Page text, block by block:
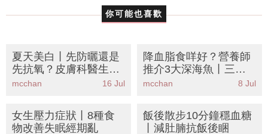
你可能也喜歡
夏天美白丨先防曬還是
先抗氧？皮膚科醫生解
構正確順序＋10大超級
mcchan 16 Jul
降血脂食咩好？營養師
推介3大深海魚丨三文
魚鯖魚沙甸魚功效比拼
mcchan 8 Jul
女生壓力症狀丨8種食
物改善失眠經期亂
飯後散步10分鐘穩血糖
丨減肚腩抗飯後睏